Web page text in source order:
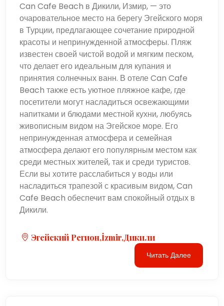
Can Cafe Beach в Дикили, Измир, — это
очаровательное место на берегу Эгейского моря
в Турции, предлагающее сочетание природной
красоты и непринужденной атмосферы. Пляж
известен своей чистой водой и мягким песком,
что делает его идеальным для купания и
принятия солнечных ванн. В отеле Can Cafe
Beach также есть уютное пляжное кафе, где
посетители могут насладиться освежающими
напитками и блюдами местной кухни, любуясь
живописным видом на Эгейское море. Его
непринужденная атмосфера и семейная
атмосфера делают его популярным местом как
среди местных жителей, так и среди туристов.
Если вы хотите расслабиться у воды или
насладиться трапезой с красивым видом, Can
Cafe Beach обеспечит вам спокойный отдых в
Дикили.
Эгейский Регион,İzmir,Дикили
Читать Далее